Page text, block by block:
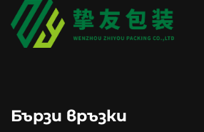
Бързи връзки